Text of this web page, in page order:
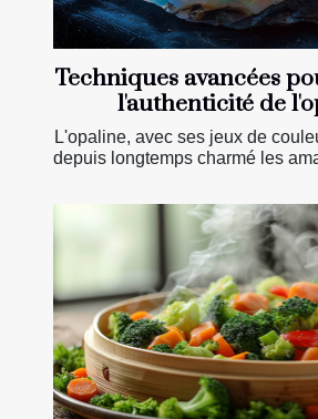
Techniques avancées
l'authenticité de
L'opaline, avec ses jeux de
depuis longtemps charmé les